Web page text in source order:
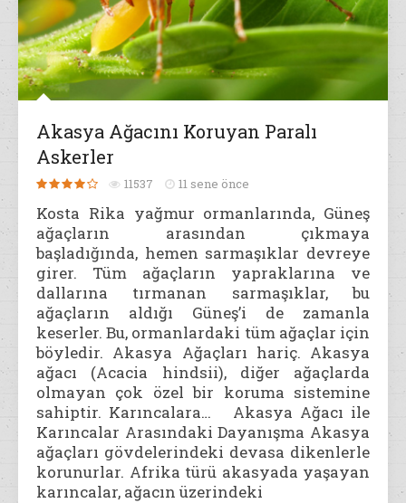
Akasya Ağacını Koruyan Paralı
Askerler
11537 11 sene önce
Kosta Rika yağmur ormanlarında, Güneş
ağaçların arasından çıkmaya
başladığında, hemen sarmaşıklar devreye
girer. Tüm ağaçların yapraklarına ve
dallarına tırmanan sarmaşıklar, bu
ağaçların aldığı Güneş’i de zamanla
keserler. Bu, ormanlardaki tüm ağaçlar için
böyledir. Akasya Ağaçları hariç. Akasya
ağacı (Acacia hindsii), diğer ağaçlarda
olmayan çok özel bir koruma sistemine
sahiptir. Karıncalara… Akasya Ağacı ile
Karıncalar Arasındaki Dayanışma Akasya
ağaçları gövdelerindeki devasa dikenlerle
korunurlar. Afrika türü akasyada yaşayan
karıncalar, ağacın üzerindeki